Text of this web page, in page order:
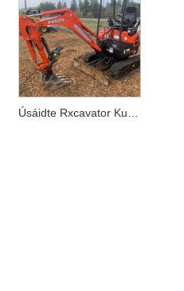
Úsáidte Rxcavator Kubota KX155 Tochaltóir